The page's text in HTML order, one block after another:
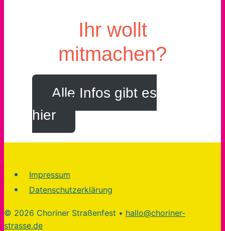
Ihr wollt
mitmachen?
Alle Infos gibt es
hier
Impressum
Datenschutzerklärung
© 2026 Choriner Straßenfest • hallo@choriner-
strasse.de